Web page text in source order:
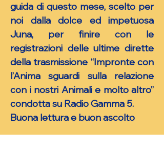
guida di questo mese, scelto per
noi dalla dolce ed impetuosa
Juna, per finire con le
registrazioni delle ultime dirette
della trasmissione “Impronte con
l’Anima sguardi sulla relazione
con i nostri Animali e molto altro”
condotta su Radio Gamma 5.
Buona lettura e buon ascolto